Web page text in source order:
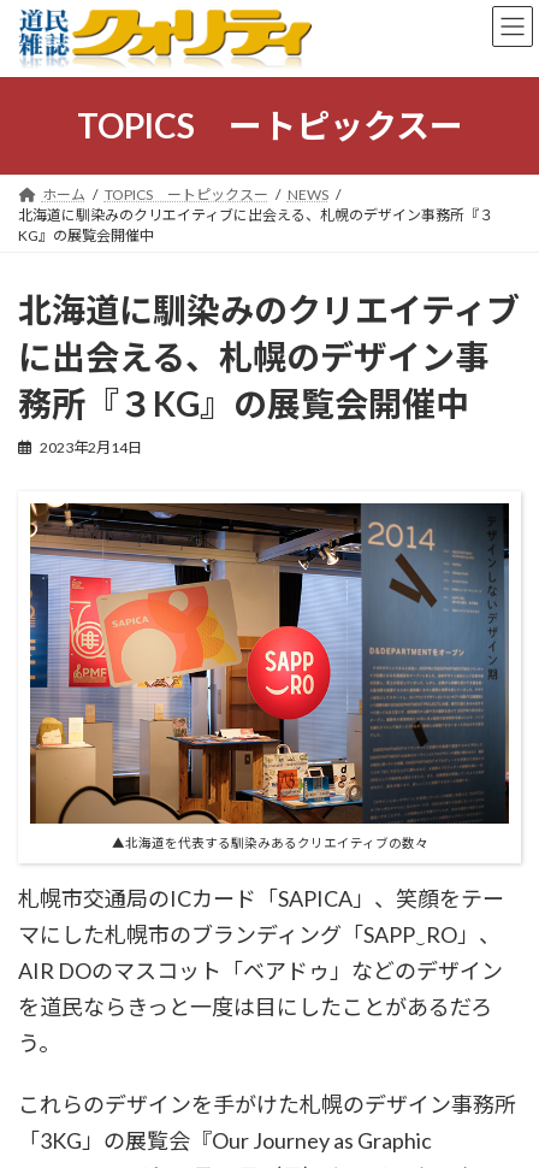
ン
キ
ー
に
TOPICS ートピックスー
ホーム TOPICS ートピックスー
NEWS
北海道に馴染みのクリエイティブに出会える、札幌のデザイン事務所『３
KG』の展覧会開催中
北海道に馴染みのクリエイティブ
に出会える、札幌のデザイン事
務所『３KG』の展覧会開催中
2023年2月14日
▲北海道を代表する馴染みあるクリエイティブの数々
札幌市交通局のICカード「SAPICA」、笑顔をテー
マにした札幌市のブランディング「SAPP‿RO」、
AIR DOのマスコット「ベアドゥ」などのデザイン
を道民ならきっと一度は目にしたことがあるだろ
う。
これらのデザインを手がけた札幌のデザイン事務所
「3KG」の展覧会『Our Journey as Graphic